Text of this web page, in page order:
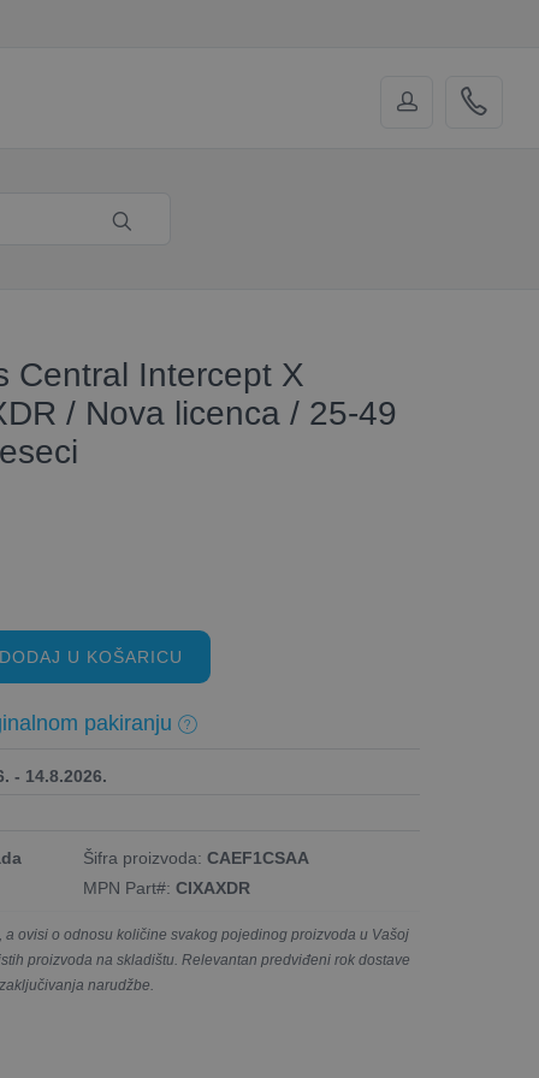
Central Intercept X
/ Nova licenca / 25-49
U KOŠARICU
pakiranju
- 14.8.2026.
Šifra proizvoda: CAEF1CSAA
MPN Part#: CIXAXDR
ovisi o odnosu količine svakog pojedinog proizvoda u Vašoj
proizvoda na skladištu. Relevantan predviđeni rok dostave
narudžbe.